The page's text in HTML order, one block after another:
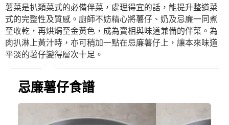
薯菜是扒類菜式的必備伴菜，處理得宜的話，能提升整道菜
式的完整性及質感。廚師不妨精心將薯仔、奶及忌廉一同煮
至收乾，再烘焗至金黃色，成為賣相與味道兼備的伴菜。為
肉扒淋上黃汁時，亦可稍加一點在忌廉薯仔上，讓本來味道
平淡的薯仔變得層次十足。
忌廉薯仔食譜